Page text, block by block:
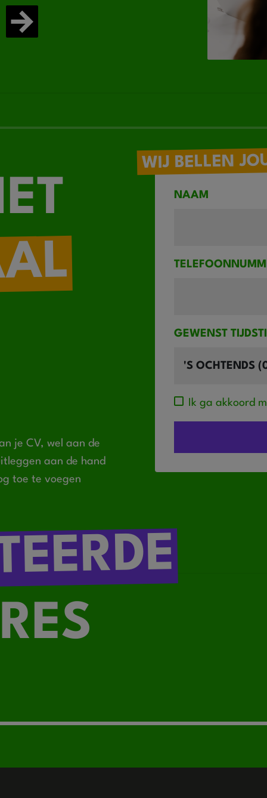
je CV, wel aan de
aan de hand
toe te voegen
WIJ BELLEN
NAAM
GEWENST
Ik ga akkoord